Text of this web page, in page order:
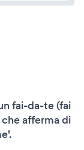
fai-da-te (fai
afferma di